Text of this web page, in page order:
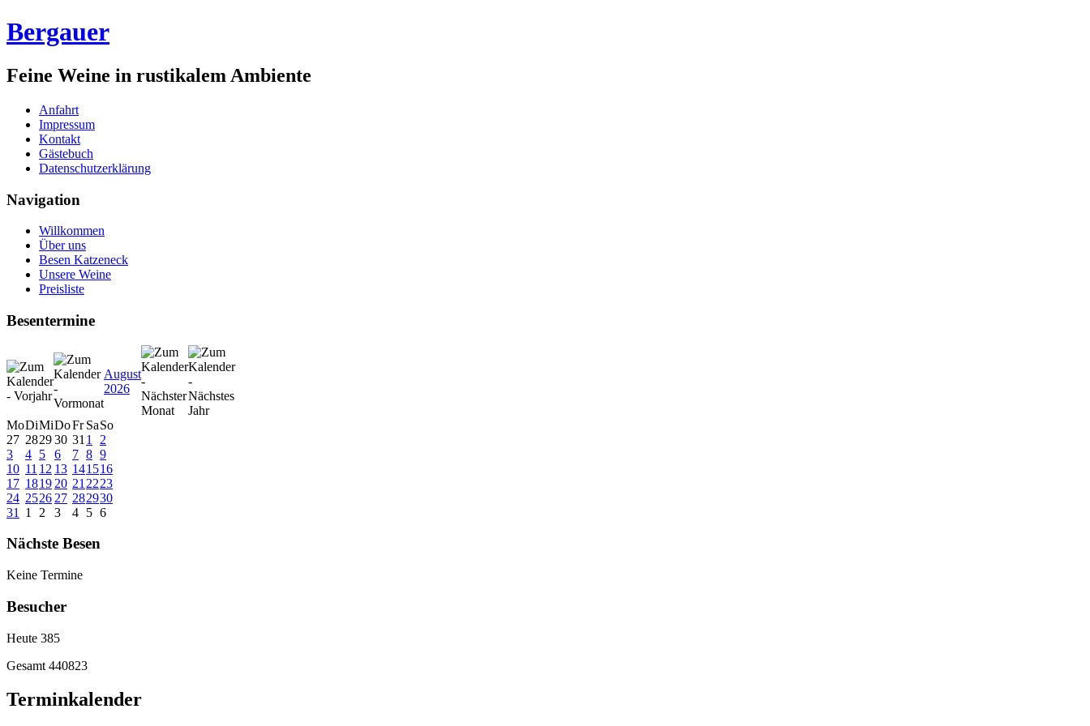
Bergauer
Feine Weine in rustikalem Ambiente
Anfahrt
Impressum
Kontakt
Gästebuch
Datenschutzerklärung
Navigation
Willkommen
Über uns
Besen Katzeneck
Unsere Weine
Preisliste
Besentermine
August
2026
MoDiMiDoFr SaSo
27 282930 31 1
2
3
4 5 6 7 8 9
10 11 12 13 141516
17 1819 20 21 2223
24 2526 27 282930
31
1 2 3 4 5 6
Nächste Besen
Keine Termine
Besucher
Heute 385
Gesamt 440823
Terminkalender